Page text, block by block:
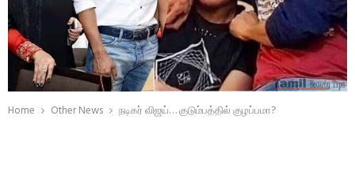
Home Other News நடிகர் விஜய்… குடும்பத்தில் குழப்பமா?